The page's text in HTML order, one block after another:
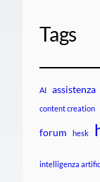
Tags
AI assistenza
content creation
forum hesk
intelligenza